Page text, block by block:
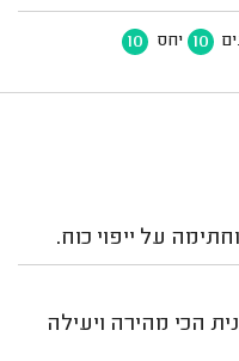
10 יחס 10
על ייפוי כוח.
הכי מהירה ויעילה